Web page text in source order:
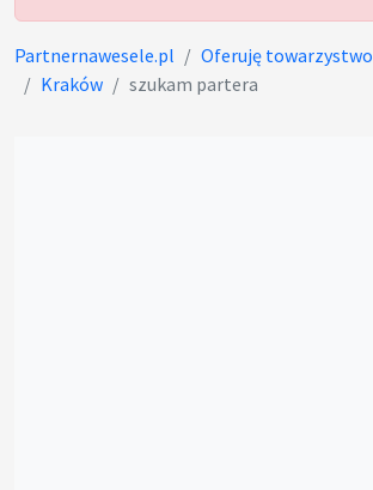
Partnernawesele.pl Oferuję towarzystwo
Kraków
szukam partera